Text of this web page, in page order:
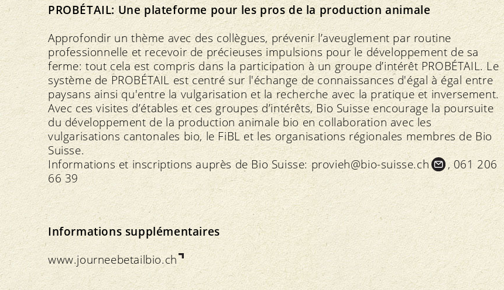
PROBÉTAIL: Une plateforme pour les pros de la production animale
Approfondir un thème avec des collègues, prévenir l’aveuglement par routine
professionnelle et recevoir de précieuses impulsions pour le développement de sa
ferme: tout cela est compris dans la participation à un groupe d’intérêt PROBÉTAIL. Le
système de PROBÉTAIL est centré sur l'échange de connaissances d'égal à égal entre
paysans ainsi qu'entre la vulgarisation et la recherche avec la pratique et inversement.
Avec ces visites d’étables et ces groupes d’intérêts, Bio Suisse encourage la poursuite
du développement de la production animale bio en collaboration avec les
vulgarisations cantonales bio, le FiBL et les organisations régionales membres de Bio
Suisse.
Informations et inscriptions auprès de Bio Suisse: provieh@bio-suisse.ch
, 061 206
66 39
Informations supplémentaires
www.journeebetailbio.ch